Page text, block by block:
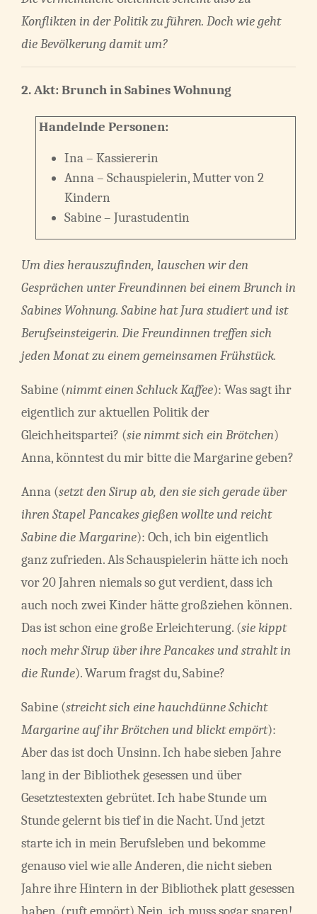
Konflikten in der Politik zu führen. Doch wie geht
die Bevölkerung damit um?
2. Akt: Brunch in Sabines Wohnung
Handelnde Personen:
Ina – Kassiererin
Anna – Schauspielerin, Mutter von 2
Kindern
Sabine – Jurastudentin
Um dies herauszufinden, lauschen wir den
Gesprächen unter Freundinnen bei einem Brunch in
Sabines Wohnung. Sabine hat Jura studiert und ist
Berufseinsteigerin. Die Freundinnen treffen sich
jeden Monat zu einem gemeinsamen Frühstück.
Sabine (nimmt einen Schluck Kaffee): Was sagt ihr
eigentlich zur aktuellen Politik der
Gleichheitspartei? (sie nimmt sich ein Brötchen)
Anna, könntest du mir bitte die Margarine geben?
Anna (setzt den Sirup ab, den sie sich gerade über
ihren Stapel Pancakes gießen wollte und reicht
Sabine die Margarine): Och, ich bin eigentlich
ganz zufrieden. Als Schauspielerin hätte ich noch
vor 20 Jahren niemals so gut verdient, dass ich
auch noch zwei Kinder hätte großziehen können.
Das ist schon eine große Erleichterung. (sie kippt
noch mehr Sirup über ihre Pancakes und strahlt in
die Runde). Warum fragst du, Sabine?
Sabine (streicht sich eine hauchdünne Schicht
Margarine auf ihr Brötchen und blickt empört):
Aber das ist doch Unsinn. Ich habe sieben Jahre
lang in der Bibliothek gesessen und über
Gesetztestexten gebrütet. Ich habe Stunde um
Stunde gelernt bis tief in die Nacht. Und jetzt
starte ich in mein Berufsleben und bekomme
genauso viel wie alle Anderen, die nicht sieben
Jahre ihre Hintern in der Bibliothek platt gesessen